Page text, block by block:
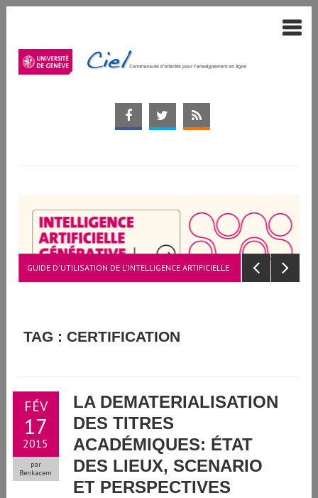
GUIDE D'UTILISATION DE L'INTELLIGENCE ARTIFICIELLE
TAG : CERTIFICATION
FÉV
17
2015
par
Benkacem
LA DEMATERIALISATION
DES TITRES
ACADÉMIQUES: ÉTAT
DES LIEUX, SCENARIO
ET PERSPECTIVES